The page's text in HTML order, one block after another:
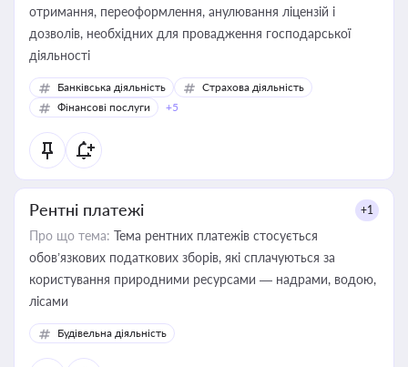
отримання, переоформлення, анулювання ліцензій і
дозволів, необхідних для провадження господарської
діяльності
Банківська діяльність
Страхова діяльність
Фінансові послуги
+5
Рентні платежі +1
Про що тема: Тема рентних платежів стосується
обов’язкових податкових зборів, які сплачуються за
користування природними ресурсами — надрами, водою,
лісами
Будівельна діяльність